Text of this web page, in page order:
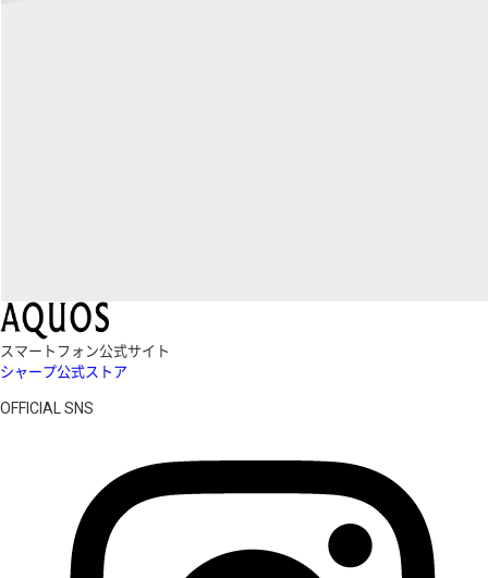
スマートフォン公式サイト
シャープ公式ストア
OFFICIAL SNS